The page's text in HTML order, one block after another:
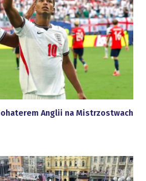
Anglii na Mistrzostwach